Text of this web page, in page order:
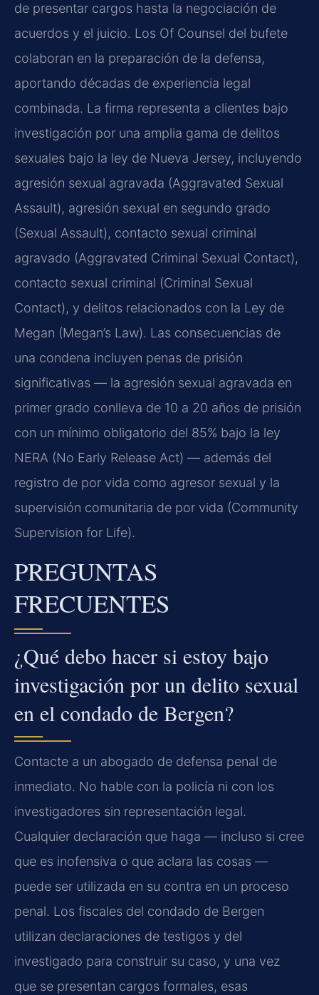
de presentar cargos hasta la negociación de
acuerdos y el juicio. Los Of Counsel del bufete
colaboran en la preparación de la defensa,
aportando décadas de experiencia legal
combinada. La firma representa a clientes bajo
investigación por una amplia gama de delitos
sexuales bajo la ley de Nueva Jersey, incluyendo
agresión sexual agravada (Aggravated Sexual
Assault), agresión sexual en segundo grado
(Sexual Assault), contacto sexual criminal
agravado (Aggravated Criminal Sexual Contact),
contacto sexual criminal (Criminal Sexual
Contact), y delitos relacionados con la Ley de
Megan (Megan’s Law). Las consecuencias de
una condena incluyen penas de prisión
significativas — la agresión sexual agravada en
primer grado conlleva de 10 a 20 años de prisión
con un mínimo obligatorio del 85% bajo la ley
NERA (No Early Release Act) — además del
registro de por vida como agresor sexual y la
supervisión comunitaria de por vida (Community
Supervision for Life).
PREGUNTAS
FRECUENTES
¿Qué debo hacer si estoy bajo
investigación por un delito sexual
en el condado de Bergen?
Contacte a un abogado de defensa penal de
inmediato. No hable con la policía ni con los
investigadores sin representación legal.
Cualquier declaración que haga — incluso si cree
que es inofensiva o que aclara las cosas —
puede ser utilizada en su contra en un proceso
penal. Los fiscales del condado de Bergen
utilizan declaraciones de testigos y del
investigado para construir su caso, y una vez
que se presentan cargos formales, esas